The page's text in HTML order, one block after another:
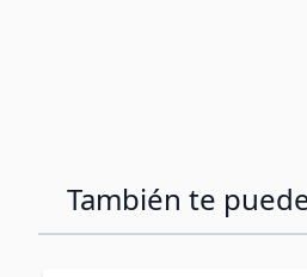
También te